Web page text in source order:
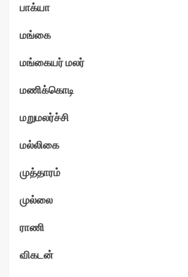
பாக்யா
மங்கை
மங்கையர் மலர்
மணிக்கொடி
மறுமலர்ச்சி
மல்லிகை
முத்தாரம்
முல்லை
ராணி
விகடன்